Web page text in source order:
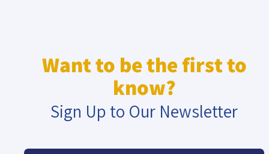
Want to be the first to
know?
Sign Up to Our Newsletter